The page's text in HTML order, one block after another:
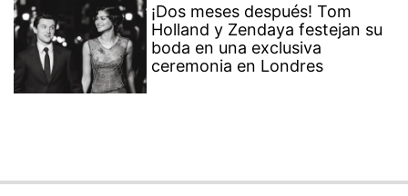
¡Dos meses después! Tom
Holland y Zendaya festejan su
boda en una exclusiva
ceremonia en Londres